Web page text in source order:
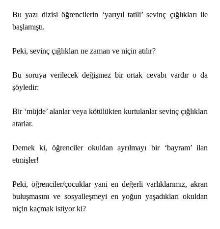
Bu yazı dizisi öğrencilerin ‘yarıyıl tatili’ sevinç çığlıkları ile
başlamıştı.
Peki, sevinç çığlıkları ne zaman ve niçin atılır?
Bu soruya verilecek değişmez bir ortak cevabı vardır o da
şöyledir:
Bir ‘müjde’ alanlar veya kötülükten kurtulanlar sevinç çığlıkları
atarlar.
Demek ki, öğrenciler okuldan ayrılmayı bir ‘bayram’ ilan
etmişler!
Peki, öğrenciler/çocuklar yani en değerli varlıklarımız, akran
buluşmasını ve sosyalleşmeyi en yoğun yaşadıkları okuldan
niçin kaçmak istiyor ki?